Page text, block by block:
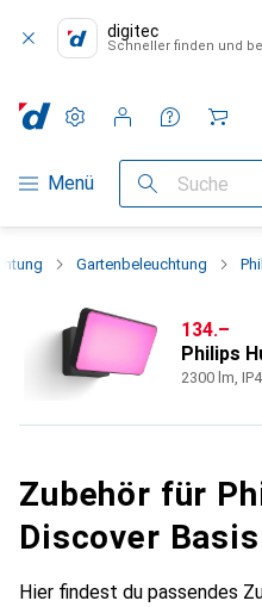
digitec
Schneller finden und
Navigation nach Kategorien
Menü Suche
Einstellungen
Kundenkonto
Vergleichslisten
Merklisten
Warenkorb
Gartenbeleuchtung
CHF
134.–
Philips
2300 lm,
Zubehör für
Discover Basis
Hier findest du passendes